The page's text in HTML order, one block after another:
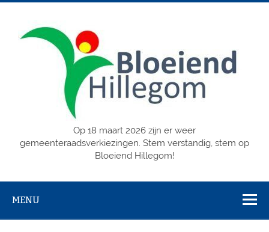
Doorgaan
Op 18 maart 2026 zijn er weer
gemeenteraadsverkiezingen. Stem verstandig, stem op
Bloeiend Hillegom!
MENU